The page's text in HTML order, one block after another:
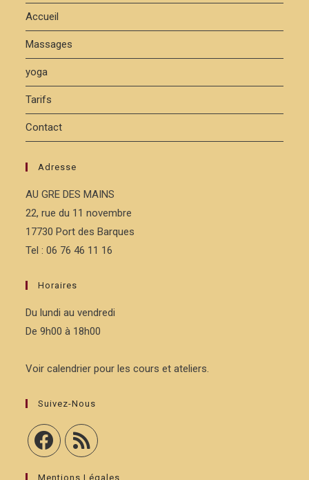
Accueil
Massages
yoga
Tarifs
Contact
Adresse
AU GRE DES MAINS
22, rue du 11 novembre
17730 Port des Barques
Tel : 06 76 46 11 16
Horaires
Du lundi au vendredi
De 9h00 à 18h00
Voir calendrier pour les cours et ateliers.
Suivez-Nous
Mentions Légales